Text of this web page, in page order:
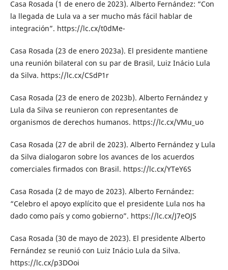
Casa Rosada (1 de enero de 2023). Alberto Fernández: “Con
la llegada de Lula va a ser mucho más fácil hablar de
integración”. https://lc.cx/t0dMe-
Casa Rosada (23 de enero 2023a). El presidente mantiene
una reunión bilateral con su par de Brasil, Luiz Inácio Lula
da Silva. https://lc.cx/CSdP1r
Casa Rosada (23 de enero de 2023b). Alberto Fernández y
Lula da Silva se reunieron con representantes de
organismos de derechos humanos. https://lc.cx/VMu_uo
Casa Rosada (27 de abril de 2023). Alberto Fernández y Lula
da Silva dialogaron sobre los avances de los acuerdos
comerciales firmados con Brasil. https://lc.cx/YTeY6S
Casa Rosada (2 de mayo de 2023). Alberto Fernández:
“Celebro el apoyo explícito que el presidente Lula nos ha
dado como país y como gobierno”. https://lc.cx/J7eOJS
Casa Rosada (30 de mayo de 2023). El presidente Alberto
Fernández se reunió con Luiz Inácio Lula da Silva.
https://lc.cx/p3DOoi